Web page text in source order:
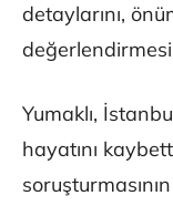
detaylarını,
Yumaklı,
hayatını